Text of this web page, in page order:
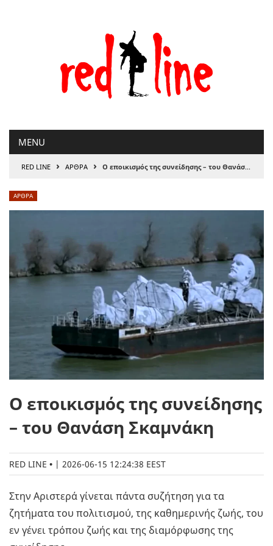
MENU
RED LINE › ΑΡΘΡΑ › Ο εποικισμός της συνείδησης – του Θανάση Σκαμνάκη
ΑΡΘΡΑ
Ο εποικισμός της συνείδησης
– του Θανάση Σκαμνάκη
RED LINE | 2026-06-15 12:24:38 EEST
Στην Αριστερά γίνεται πάντα συζήτηση για τα
ζητήματα του πολιτισμού, της καθημερινής ζωής, του
εν γένει τρόπου ζωής και της διαμόρφωσης της